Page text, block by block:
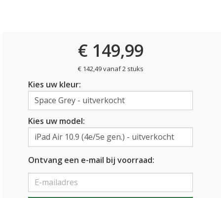
€ 149,99
€ 142,49 vanaf 2 stuks
Kies uw kleur:
Kies uw model:
Ontvang een e-mail bij voorraad: